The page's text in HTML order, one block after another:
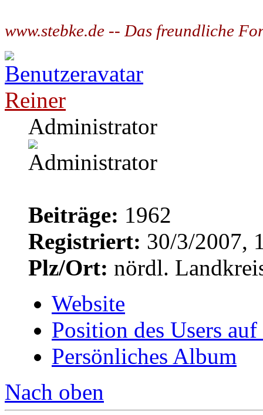
www.stebke.de -- Das freundliche
Reiner
Administrator
Beiträge: 1962
Registriert: 30/3/2007,
Plz/Ort: nördl.
Website
Position des Users
Persönliches Album
Nach oben